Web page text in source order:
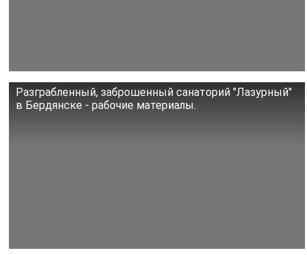
Разграбленный, заброшенный санаторий "Лазурный"
в Бердянске - рабочие материалы.